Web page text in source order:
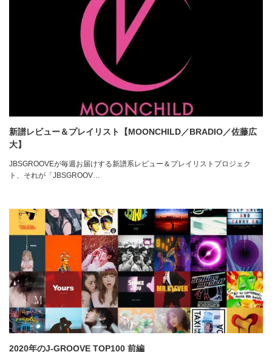
新譜レビュー＆プレイリスト【MOONCHILD／BRADIO／佐藤広
大】
JBSGROOVEが毎週お届けする新譜系レビュー＆プレイリストプロジェク
ト、それが「JBSGROOV…
2020年のJ-GROOVE TOP100 前編